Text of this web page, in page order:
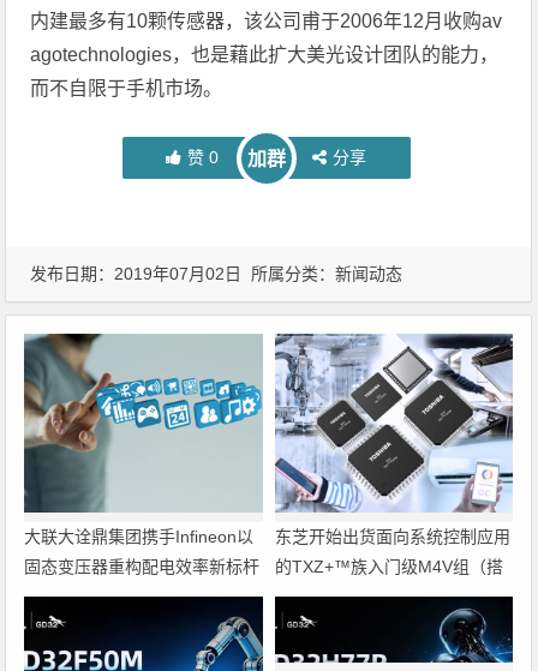
内建最多有10颗传感器，该公司甫于2006年12月收购av
agotechnologies，也是藉此扩大美光设计团队的能力，
而不自限于手机市场。
赞 0 加群 分享
发布日期：2019年07月02日 所属分类：新闻动态
大联大诠鼎集团携手Infineon以
固态变压器重构配电效率新标杆
东芝开始出货面向系统控制应用
的TXZ+™族入门级M4V组（搭
载Arm Cortex‑M4内核的标准微
控制器）工程样品